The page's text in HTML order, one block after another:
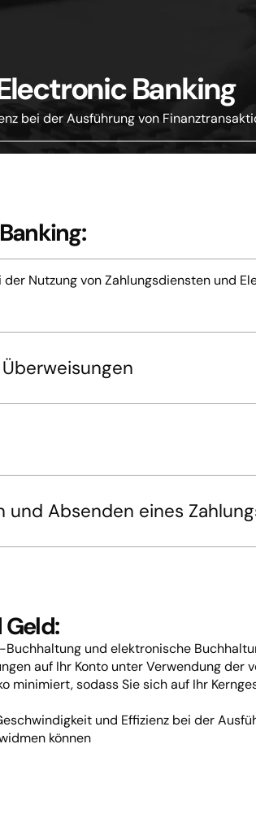
Banking
bei der Ausführung von
Nutzung von Zahlungsdiensten und
Absenden eines
und elektronische
auf Ihr Konto unter Verwendung
minimiert, sodass Sie sich auf Ihr
und Effizienz bei der
können